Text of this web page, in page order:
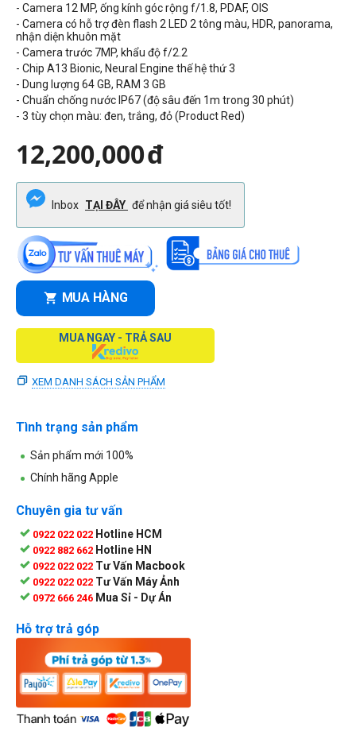
- Camera 12 MP, ống kính góc rộng f/1.8, PDAF, OIS
- Camera có hỗ trợ đèn flash 2 LED 2 tông màu, HDR, panorama,
nhận diện khuôn mặt
- Camera trước 7MP, khẩu độ f/2.2
- Chip A13 Bionic, Neural Engine thế hệ thứ 3
- Dung lượng 64 GB, RAM 3 GB
- Chuẩn chống nước IP67(độ sâu đến 1m trong 30 phút)
- 3 tùy chọn màu: đen, trắng, đỏ (Product Red)
12,200,000đ
Inbox TẠI ĐÂY để nhận giá siêu tốt!
MUA HÀNG
MUA NGAY - TRẢ SAU
XEM DANH SÁCH SẢN PHẨM
Tình trạng sản phẩm
Sản phẩm mới 100%
Chính hãng Apple
Chuyên gia tư vấn
0922 022 022 Hotline HCM
0922 882 662 Hotline HN
0922 022 022 Tư Vấn Macbook
0922 022 022 Tư Vấn Máy Ảnh
0972 666 246 Mua Sỉ - Dự Án
Hỗ trợ trả góp